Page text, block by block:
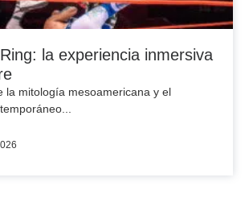
la experiencia inmersiva
la mitología mesoamericana y el